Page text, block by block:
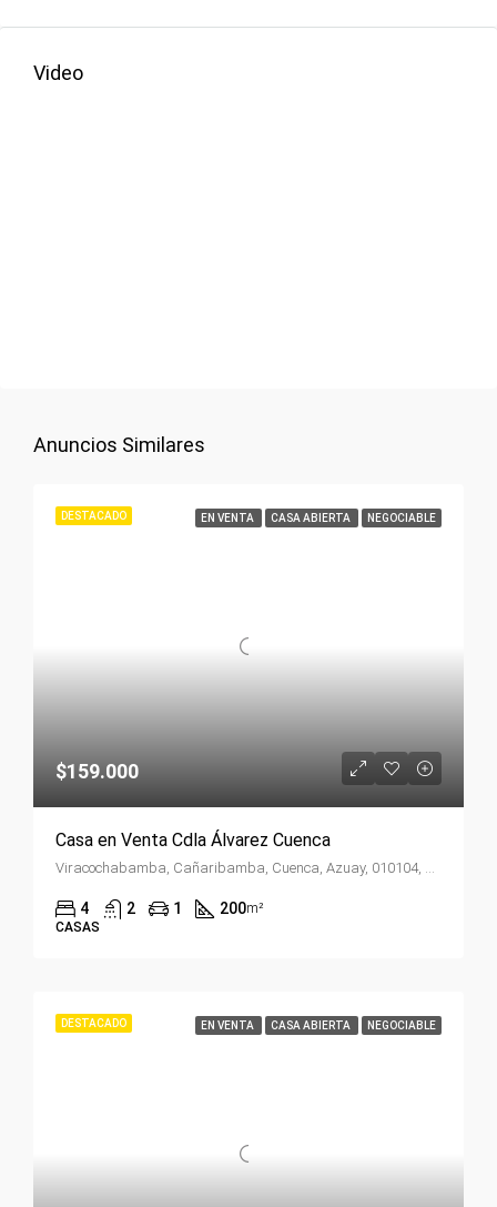
Video
Anuncios Similares
DESTACADO EN VENTA CASA ABIERTA NEGOCIABLE
$159.000
Casa en Venta Cdla Álvarez Cuenca
4 2 1 200m²
CASAS
DESTACADO EN VENTA CASA ABIERTA NEGOCIABLE